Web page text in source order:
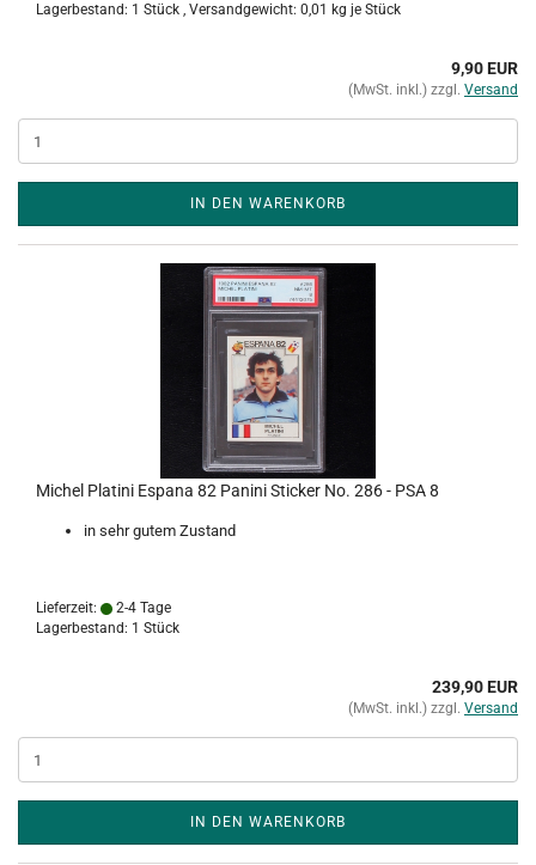
Lagerbestand: 1 Stück , Versandgewicht: 0,01 kg je Stück
9,90 EUR
(MwSt. inkl.) zzgl. Versand
IN DEN WARENKORB
Michel Platini Espana 82 Panini Sticker No. 286 - PSA 8
in sehr gutem Zustand
Lieferzeit:
2-4 Tage
Lagerbestand: 1 Stück
239,90 EUR
(MwSt. inkl.) zzgl. Versand
IN DEN WARENKORB